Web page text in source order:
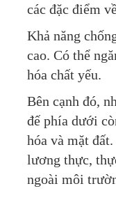
các đặc điểm
Khả năng
cao. Có thể
hóa chất yếu.
Bên cạnh đó,
đế phía dưới
hóa và mặt
lương thực,
ngoài môi